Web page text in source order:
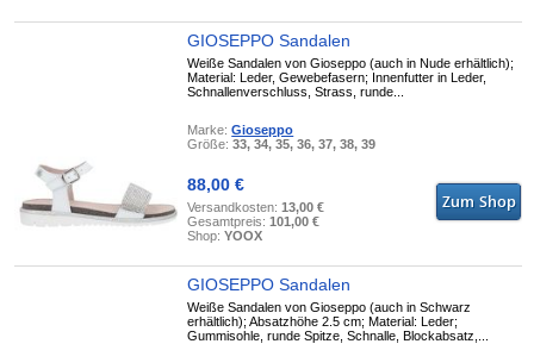
GIOSEPPO Sandalen
Weiße Sandalen von Gioseppo (auch in Nude erhältlich);
Material: Leder, Gewebefasern; Innenfutter in Leder,
Schnallenverschluss, Strass, runde...
Marke:Gioseppo
Größe:33, 34, 35, 36, 37, 38, 39
88,00 €
Versandkosten:13,00 €
Gesamtpreis:101,00 €
Shop:YOOX
GIOSEPPO Sandalen
Weiße Sandalen von Gioseppo (auch in Schwarz
erhältlich); Absatzhöhe 2.5 cm; Material: Leder;
Gummisohle, runde Spitze, Schnalle, Blockabsatz,...